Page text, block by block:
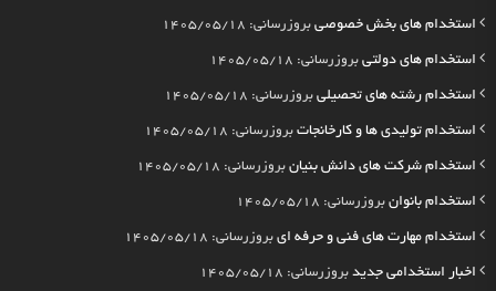
استخدام های بخش خصوصی بروزرسانی: 1405/05/18
استخدام های دولتی بروزرسانی: 1405/05/18
استخدام رشته های تحصیلی بروزرسانی: 1405/05/18
استخدام تولیدی ها و کارخانجات بروزرسانی: 1405/05/18
استخدام شرکت های دانش بنیان بروزرسانی: 1405/05/18
استخدام بانوان بروزرسانی: 1405/05/18
استخدام مهارت های فنی و حرفه ای بروزرسانی: 1405/05/18
اخبار استخدامی جدید بروزرسانی: 1405/05/18